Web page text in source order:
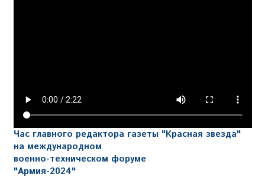
Час главного редактора газеты "Красная звезда"
на международном
военно-техническом форуме
"Армия-2024"